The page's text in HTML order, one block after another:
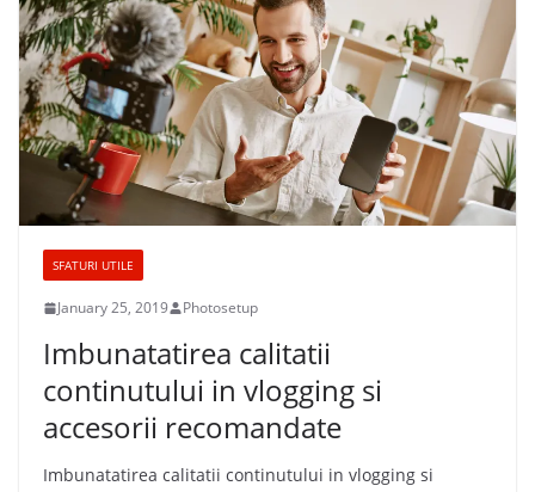
SFATURI UTILE
January 25, 2019 Photosetup
Imbunatatirea calitatii
continutului in vlogging si
accesorii recomandate
Imbunatatirea calitatii continutului in vlogging si